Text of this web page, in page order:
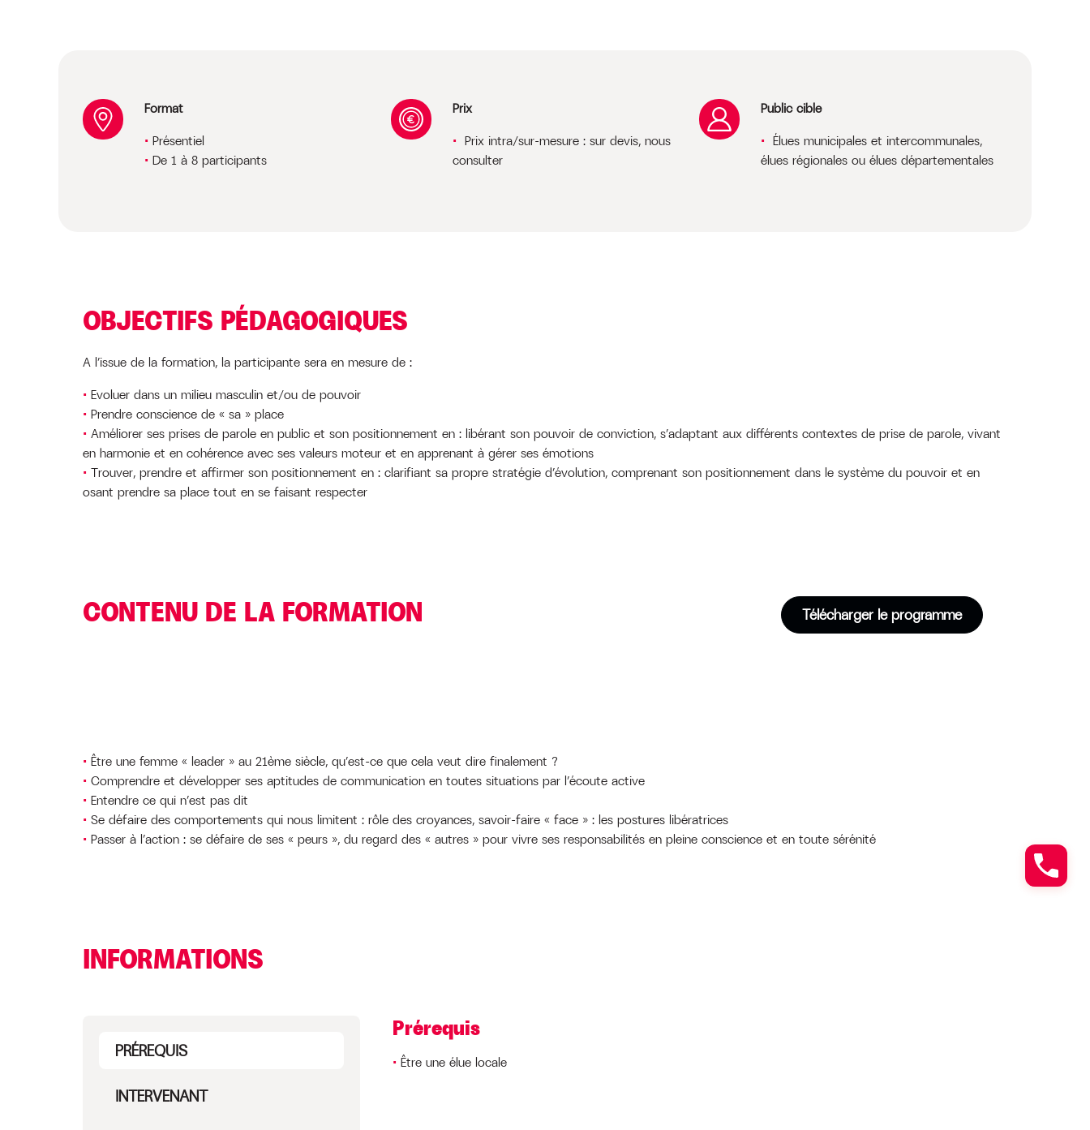
Format
Présentiel
De 1 à 8 participants
Prix
Prix intra/sur-mesure : sur devis, nous
consulter
Public cible
Élues municipales et intercommunales,
élues régionales ou élues départementales
OBJECTIFS PÉDAGOGIQUES
A l’issue de la formation, la participante sera en mesure de :
Evoluer dans un milieu masculin et/ou de pouvoir
Prendre conscience de « sa » place
Améliorer ses prises de parole en public et son positionnement en : libérant son pouvoir de conviction, s’adaptant aux différents contextes de prise de parole, vivant
en harmonie et en cohérence avec ses valeurs moteur et en apprenant à gérer ses émotions
Trouver, prendre et affirmer son positionnement en : clarifiant sa propre stratégie d’évolution, comprenant son positionnement dans le système du pouvoir et en
osant prendre sa place tout en se faisant respecter
CONTENU DE LA FORMATION Télécharger le programme
Être une femme « leader » au 21ème siècle, qu’est-ce que cela veut dire finalement ?
Comprendre et développer ses aptitudes de communication en toutes situations par l’écoute active
Entendre ce qui n’est pas dit
Se défaire des comportements qui nous limitent : rôle des croyances, savoir-faire « face » : les postures libératrices
Passer à l’action : se défaire de ses « peurs », du regard des « autres » pour vivre ses responsabilités en pleine conscience et en toute sérénité
INFORMATIONS
PRÉREQUIS
INTERVENANT
Prérequis
Être une élue locale